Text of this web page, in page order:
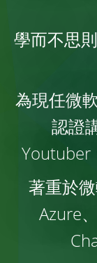
學而不思
為現任微
認證
Youtuber
著重於微
Azure